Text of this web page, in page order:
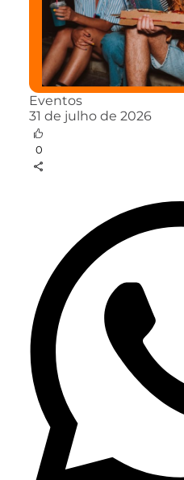
Eventos
31 de julho de 2026
0